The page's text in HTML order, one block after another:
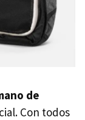
de
Con todos